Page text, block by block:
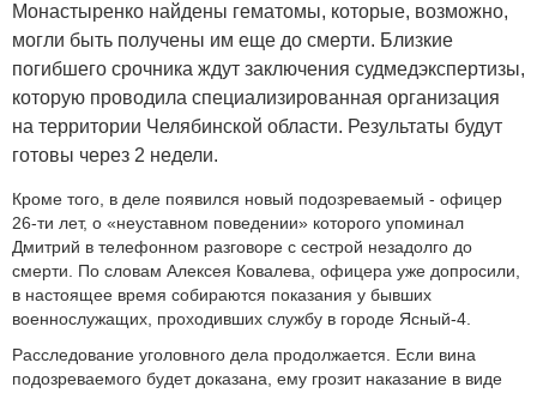
Монастыренко найдены гематомы, которые, возможно,
могли быть получены им еще до смерти. Близкие
погибшего срочника ждут заключения судмедэкспертизы,
которую проводила специализированная организация
на территории Челябинской области. Результаты будут
готовы через 2 недели.
Кроме того, в деле появился новый подозреваемый - офицер
26-ти лет, о «неуставном поведении» которого упоминал
Дмитрий в телефонном разговоре с сестрой незадолго до
смерти. По словам Алексея Ковалева, офицера уже допросили,
в настоящее время собираются показания у бывших
военнослужащих, проходивших службу в городе Ясный-4.
Расследование уголовного дела продолжается. Если вина
подозреваемого будет доказана, ему грозит наказание в виде